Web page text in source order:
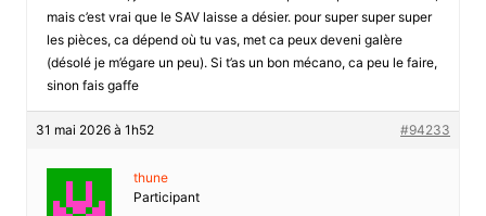
mais c’est vrai que le SAV laisse a désier. pour super super super
les pièces, ca dépend où tu vas, met ca peux deveni galère
(désolé je m’égare un peu). Si t’as un bon mécano, ca peu le faire,
sinon fais gaffe
31 mai 2026 à 1h52 #94233
thune
Participant